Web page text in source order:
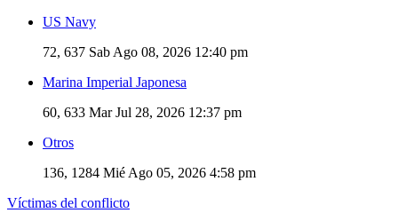
US Navy
72, 637 Sab Ago 08, 2026 12:40 pm
Marina Imperial Japonesa
60, 633 Mar Jul 28, 2026 12:37 pm
Otros
136, 1284 Mié Ago 05, 2026 4:58 pm
Víctimas del conflicto